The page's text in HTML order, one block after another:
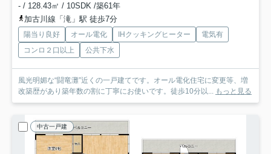
- / 128.43㎡ / 10SDK /築61年
加古川線「滝」駅 徒歩7分
陽当り良好 オール電化 IHクッキングヒーター
電気有
コンロ２口以上
公共下水
風光明媚な“闘竜灘”近くの一戸建てです。オール電化住宅に変更等、増
改築歴があり築年数の割に丁寧にお使いです。徒歩10分以...
もっと見る
中古一戸建